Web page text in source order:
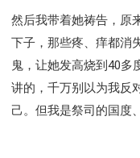
然后我带着她祷告，原
下子，那些疼、痒都消
鬼，让她发高烧到40多
讲的，千万别以为我反
己。但我是祭司的国度